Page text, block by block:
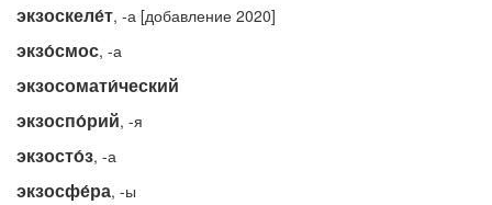
экзоскеле́т, -а [добавление 2020]
экзо́смос, -а
экзосомати́ческий
экзоспо́рий, -я
экзосто́з, -а
экзосфе́ра, -ы